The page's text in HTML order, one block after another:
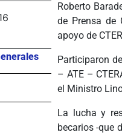
Roberto
de Prensa de
apoyo de
Participaron
– ATE –
el Ministro
La lucha y
becarios -que